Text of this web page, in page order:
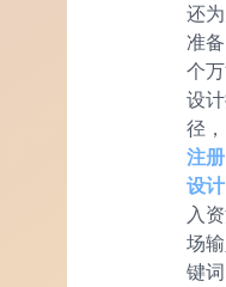
还
准
个
设
径，
注册
设计
入
场
键